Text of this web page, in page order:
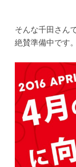
そんな千田さん
絶賛準備中です。